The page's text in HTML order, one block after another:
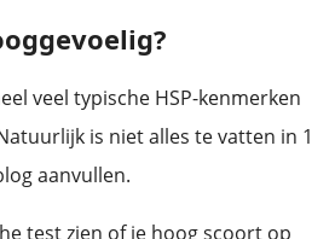
veel typische HSP-kenmerken
is niet alles te vatten in 1
aanvullen.
test zien of je hoog scoort op